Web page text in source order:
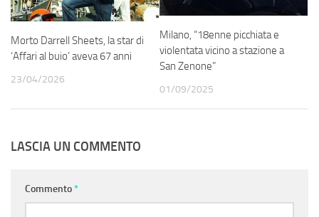
Morto Darrell Sheets, la star di
‘Affari al buio’ aveva 67 anni
23/04/2026
Milano, “18enne picchiata e
violentata vicino a stazione a
San Zenone”
01/09/2025
LASCIA UN COMMENTO
Commento*